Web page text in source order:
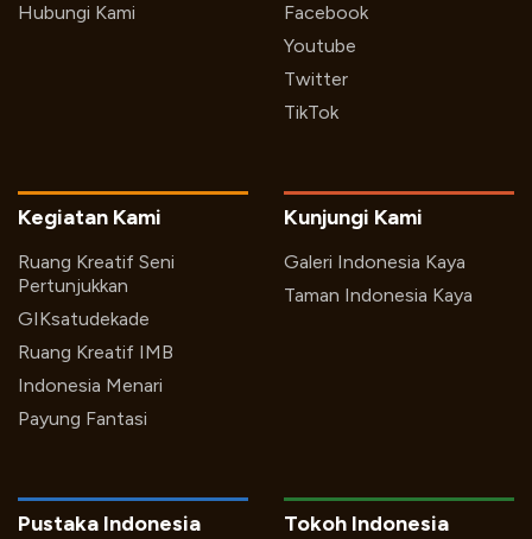
Hubungi Kami
Facebook
Youtube
Twitter
TikTok
Kegiatan Kami
Ruang Kreatif Seni
Pertunjukkan
GIKsatudekade
Ruang Kreatif IMB
Indonesia Menari
Payung Fantasi
Kunjungi Kami
Galeri Indonesia Kaya
Taman Indonesia Kaya
Pustaka Indonesia Tokoh Indonesia